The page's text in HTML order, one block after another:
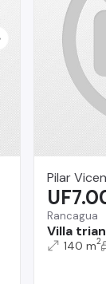
Pilar
Rancagua
Villa
140 m2